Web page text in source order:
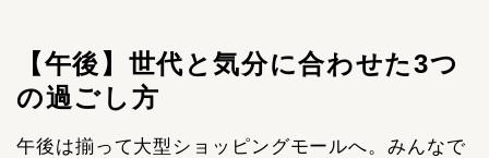
【午後】世代と気分に合わせた3つ
の過ごし方
午後は揃って大型ショッピングモールへ。みんなで